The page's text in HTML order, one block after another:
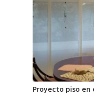
Proyecto piso en